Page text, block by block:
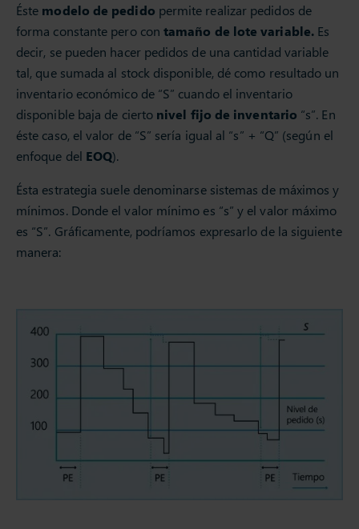
Éste modelo de pedido permite realizar pedidos de
forma constante pero contamaño de lote variable.Es
decir, se pueden hacer pedidos de una cantidad variable
tal, que sumada al stock disponible, dé como resultado un
inventario económico de “S” cuando el inventario
disponible baja de cierto nivel fijo de inventario “s”. En
éste caso, el valor de “S” sería igual al “s” + “Q” (según el
enfoque del EOQ).
Ésta estrategia suele denominarse sistemas de máximos y
mínimos. Donde el valor mínimo es “s” y el valor máximo
es “S”. Gráficamente, podríamos expresarlo de la siguiente
manera: